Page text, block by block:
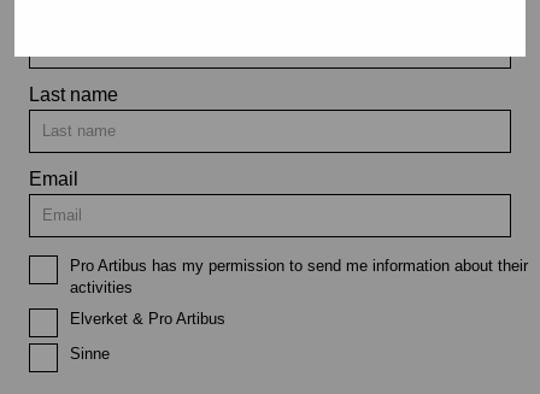
Last name
Email
Pro Artibus has my permission to send me information about their
activities
Elverket & Pro Artibus
Sinne